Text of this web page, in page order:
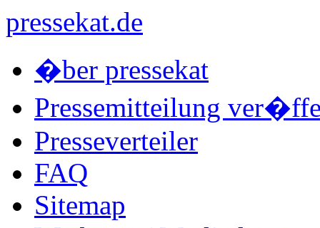
pressekat.de
�ber pressekat
Pressemitteilung
Presseverteiler
FAQ
Sitemap